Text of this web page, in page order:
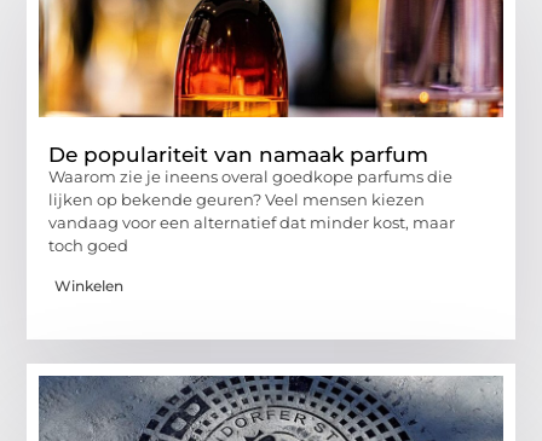
De populariteit van namaak parfum
Waarom zie je ineens overal goedkope parfums die
lijken op bekende geuren? Veel mensen kiezen
vandaag voor een alternatief dat minder kost, maar
toch goed
Winkelen